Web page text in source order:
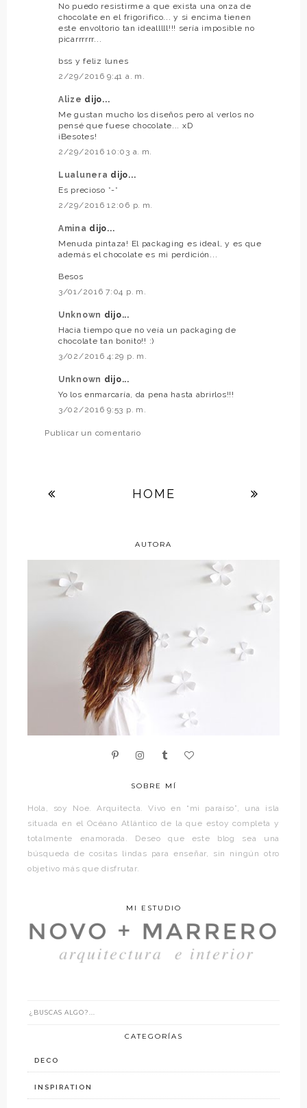
No puedo resistirme a que exista una onza de
chocolate en el frigorifico... y si encima tienen
este envoltorio tan idealllll!!! sería imposible no
picarrrrrr...
bss y feliz lunes
2/29/2016 9:41 a. m.
Alize dijo...
Me gustan mucho los diseños pero al verlos no
pensé que fuese chocolate... xD
¡Besotes!
2/29/2016 10:03 a. m.
Lualunera dijo...
Es precioso *-*
2/29/2016 12:06 p. m.
Amina dijo...
Menuda pintaza! El packaging es ideal, y es que
además el chocolate es mi perdición...
Besos
3/01/2016 7:04 p. m.
Unknown dijo...
Hacia tiempo que no veía un packaging de
chocolate tan bonito!! :)
3/02/2016 4:29 p. m.
Unknown dijo...
Yo los enmarcaría, da pena hasta abrirlos!!!
3/02/2016 9:53 p. m.
Publicar un comentario
HOME
AUTORA
SOBRE MÍ
Hola, soy Noe. Arquitecta. Vivo en “mi paraíso”, una isla
situada en el Océano Atlántico de la que estoy completa y
totalmente enamorada. Deseo que este blog sea una
búsqueda de cositas lindas para enseñar, sin ningún otro
objetivo más que disfrutar.
MI ESTUDIO
CATEGORÍAS
DECO
INSPIRATION